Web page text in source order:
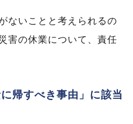
ないことと考えられるの
害の休業について、責任
帰すべき事由」に該当